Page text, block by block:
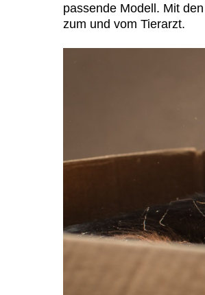
passende Modell. Mit
zum und vom Tierarzt.